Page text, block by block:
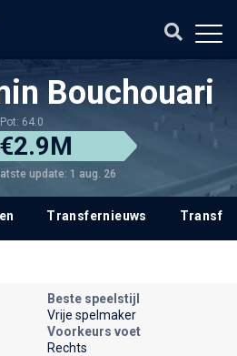
Bouchouari
Pot: 64.0
€2.9M
update: 1 aug. 26
Transfernieuws
Beste speelstijl
Vrije spelmaker
Voorkeurs voet
Rechts